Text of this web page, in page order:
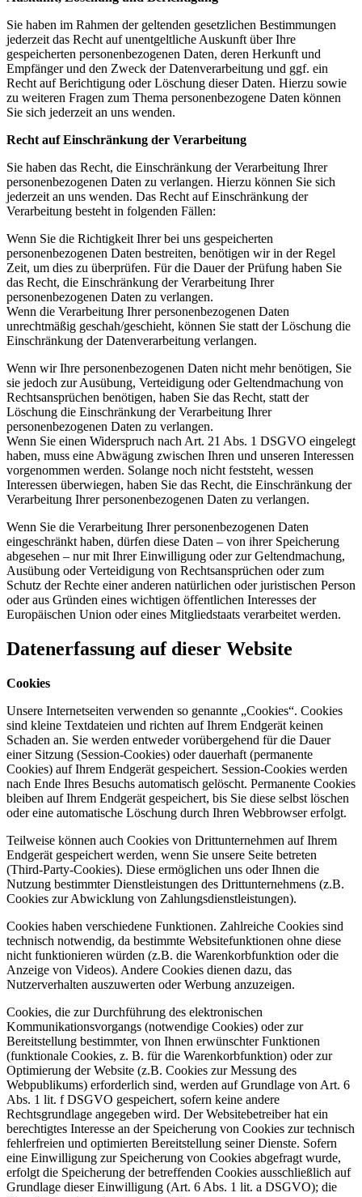
Sie haben im Rahmen der geltenden gesetzlichen Bestimmungen
jederzeit das Recht auf unentgeltliche Auskunft über Ihre
gespeicherten personenbezogenen Daten, deren Herkunft und
Empfänger und den Zweck der Datenverarbeitung und ggf. ein
Recht auf Berichtigung oder Löschung dieser Daten. Hierzu sowie
zu weiteren Fragen zum Thema personenbezogene Daten können
Sie sich jederzeit an uns wenden.
Recht auf Einschränkung der Verarbeitung
Sie haben das Recht, die Einschränkung der Verarbeitung Ihrer
personenbezogenen Daten zu verlangen. Hierzu können Sie sich
jederzeit an uns wenden. Das Recht auf Einschränkung der
Verarbeitung besteht in folgenden Fällen:
Wenn Sie die Richtigkeit Ihrer bei uns gespeicherten
personenbezogenen Daten bestreiten, benötigen wir in der Regel
Zeit, um dies zu überprüfen. Für die Dauer der Prüfung haben Sie
das Recht, die Einschränkung der Verarbeitung Ihrer
personenbezogenen Daten zu verlangen.
Wenn die Verarbeitung Ihrer personenbezogenen Daten
unrechtmäßig geschah/geschieht, können Sie statt der Löschung die
Einschränkung der Datenverarbeitung verlangen.
Wenn wir Ihre personenbezogenen Daten nicht mehr benötigen, Sie
sie jedoch zur Ausübung, Verteidigung oder Geltendmachung von
Rechtsansprüchen benötigen, haben Sie das Recht, statt der
Löschung die Einschränkung der Verarbeitung Ihrer
personenbezogenen Daten zu verlangen.
Wenn Sie einen Widerspruch nach Art. 21 Abs. 1 DSGVO eingelegt
haben, muss eine Abwägung zwischen Ihren und unseren Interessen
vorgenommen werden. Solange noch nicht feststeht, wessen
Interessen überwiegen, haben Sie das Recht, die Einschränkung der
Verarbeitung Ihrer personenbezogenen Daten zu verlangen.
Wenn Sie die Verarbeitung Ihrer personenbezogenen Daten
eingeschränkt haben, dürfen diese Daten – von ihrer Speicherung
abgesehen – nur mit Ihrer Einwilligung oder zur Geltendmachung,
Ausübung oder Verteidigung von Rechtsansprüchen oder zum
Schutz der Rechte einer anderen natürlichen oder juristischen Person
oder aus Gründen eines wichtigen öffentlichen Interesses der
Europäischen Union oder eines Mitgliedstaats verarbeitet werden.
Datenerfassung auf dieser Website
Cookies
Unsere Internetseiten verwenden so genannte „Cookies“. Cookies
sind kleine Textdateien und richten auf Ihrem Endgerät keinen
Schaden an. Sie werden entweder vorübergehend für die Dauer
einer Sitzung (Session-Cookies) oder dauerhaft (permanente
Cookies) auf Ihrem Endgerät gespeichert. Session-Cookies werden
nach Ende Ihres Besuchs automatisch gelöscht. Permanente Cookies
bleiben auf Ihrem Endgerät gespeichert, bis Sie diese selbst löschen
oder eine automatische Löschung durch Ihren Webbrowser erfolgt.
Teilweise können auch Cookies von Drittunternehmen auf Ihrem
Endgerät gespeichert werden, wenn Sie unsere Seite betreten
(Third-Party-Cookies). Diese ermöglichen uns oder Ihnen die
Nutzung bestimmter Dienstleistungen des Drittunternehmens (z.B.
Cookies zur Abwicklung von Zahlungsdienstleistungen).
Cookies haben verschiedene Funktionen. Zahlreiche Cookies sind
technisch notwendig, da bestimmte Websitefunktionen ohne diese
nicht funktionieren würden (z.B. die Warenkorbfunktion oder die
Anzeige von Videos). Andere Cookies dienen dazu, das
Nutzerverhalten auszuwerten oder Werbung anzuzeigen.
Cookies, die zur Durchführung des elektronischen
Kommunikationsvorgangs (notwendige Cookies) oder zur
Bereitstellung bestimmter, von Ihnen erwünschter Funktionen
(funktionale Cookies, z. B. für die Warenkorbfunktion) oder zur
Optimierung der Website (z.B. Cookies zur Messung des
Webpublikums) erforderlich sind, werden auf Grundlage von Art. 6
Abs. 1 lit. f DSGVO gespeichert, sofern keine andere
Rechtsgrundlage angegeben wird. Der Websitebetreiber hat ein
berechtigtes Interesse an der Speicherung von Cookies zur technisch
fehlerfreien und optimierten Bereitstellung seiner Dienste. Sofern
eine Einwilligung zur Speicherung von Cookies abgefragt wurde,
erfolgt die Speicherung der betreffenden Cookies ausschließlich auf
Grundlage dieser Einwilligung (Art. 6 Abs. 1 lit. a DSGVO); die